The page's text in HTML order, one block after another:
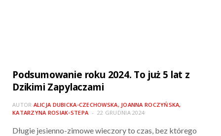
Podsumowanie roku 2024. To już 5 lat z
Dzikimi Zapylaczami
AUTOR ALICJA DUBICKA-CZECHOWSKA, JOANNA ROCZYŃSKA,
KATARZYNA ROSIAK-STEPA
22 GRUDNIA 2024
Długie jesienno-zimowe wieczory to czas, bez którego